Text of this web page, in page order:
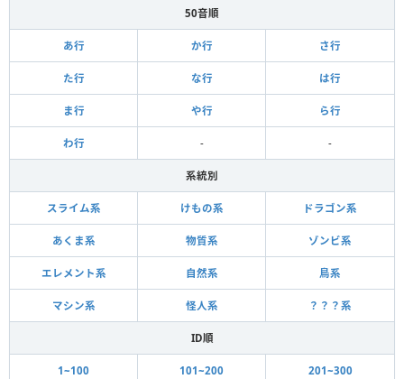
50音順
あ行 か行 さ行
た行 な行 は行
ま行 や行 ら行
わ行 - -
系統別
スライム系 けもの系 ドラゴン系
あくま系 物質系 ゾンビ系
エレメント系 自然系 鳥系
マシン系 怪人系 ？？？系
ID順
1~100 101~200 201~300